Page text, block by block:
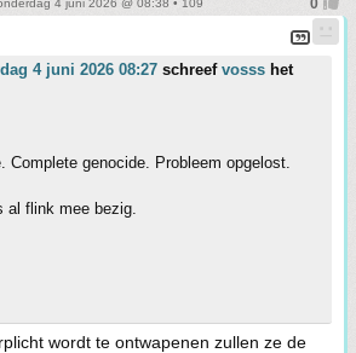
4 juni 2026 @ 08:38 • 109
4 juni 2026 08:27 schreef vosss het
Complete genocide. Probleem opgelost.
al flink mee bezig.
wordt te ontwapenen zullen ze de